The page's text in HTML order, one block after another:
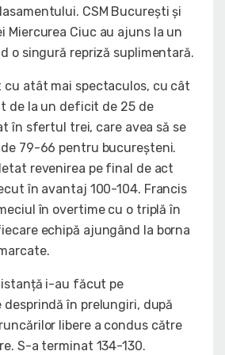
CSM București și
Miercurea Ciuc au ajuns la un
o singură repriză suplimentară.
atât mai spectaculos, cu cât
de la un deficit de 25 de
în sfertul trei, care avea să se
79-66 pentru bucureșteni.
revenirea pe final de act
în avantaj 100-104. Francis
în overtime cu o triplă în
echipă ajungând la borna
i-au făcut pe
desprindă în prelungiri, după
libere a condus către
S-a terminat 134-130.